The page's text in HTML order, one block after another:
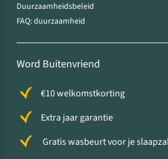
Duurzaamheidsbeleid
FAQ: duurzaamheid
Word Buitenvriend
€10 welkomstkorting
Extra jaar garantie
Gratis wasbeurt voor je